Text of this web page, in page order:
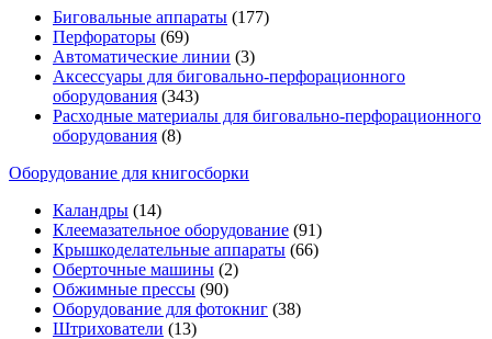
Биговальные аппараты (177)
Перфораторы (69)
Автоматические линии (3)
Аксессуары для биговально-перфорационного
оборудования (343)
Расходные материалы для биговально-перфорационного
оборудования (8)
Оборудование для книгосборки
Каландры (14)
Клеемазательное оборудование (91)
Крышкоделательные аппараты (66)
Оберточные машины (2)
Обжимные прессы (90)
Оборудование для фотокниг (38)
Штрихователи (13)